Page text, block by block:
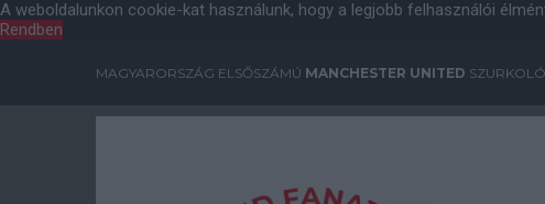
A weboldalunkon cookie-kat használunk, hogy a legjobb felhasználói
Rendben
MAGYARORSZÁG ELSŐSZÁMÚ MANCHESTER UNITED